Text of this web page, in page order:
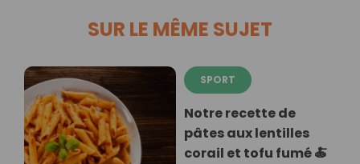
SUR LE MÊME SUJET
SPORT
Notre recette de
pâtes aux lentilles
corail et tofu fumé 🍝